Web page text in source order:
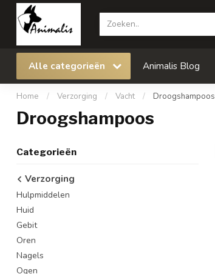
Alle categorieën Animalis Blog
Home / Verzorging / Vacht / Droogshampoos
Droogshampoos
Categorieën
Verzorging
Hulpmiddelen
Huid
Gebit
Oren
Nagels
Ogen